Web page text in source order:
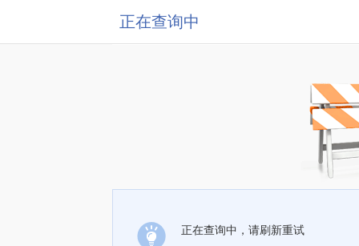
正在查询中
正在查询中，请刷新重试